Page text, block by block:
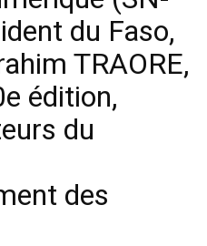
du Faso,
TRAORE,
édition,
du
des